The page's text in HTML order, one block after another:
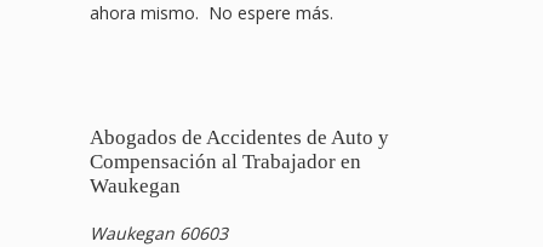
ahora mismo. No espere más.
Abogados de Accidentes de Auto y
Compensación al Trabajador en
Waukegan
Waukegan 60603